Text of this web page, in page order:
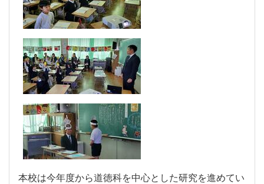
本校は今年度から道徳科を中心とした研究を進めてい